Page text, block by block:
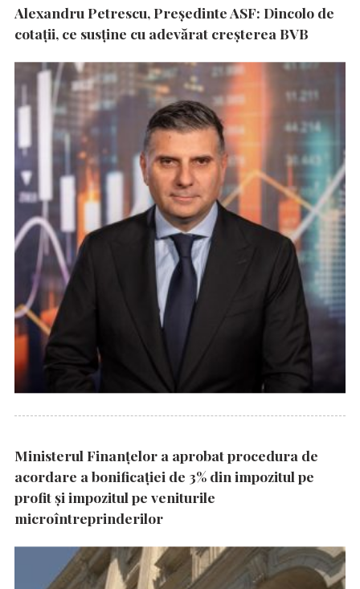
Alexandru Petrescu, Președinte ASF: Dincolo de
cotații, ce susține cu adevărat creșterea BVB
Ministerul Finanțelor a aprobat procedura de
acordare a bonificației de 3% din impozitul pe
profit și impozitul pe veniturile
microîntreprinderilor